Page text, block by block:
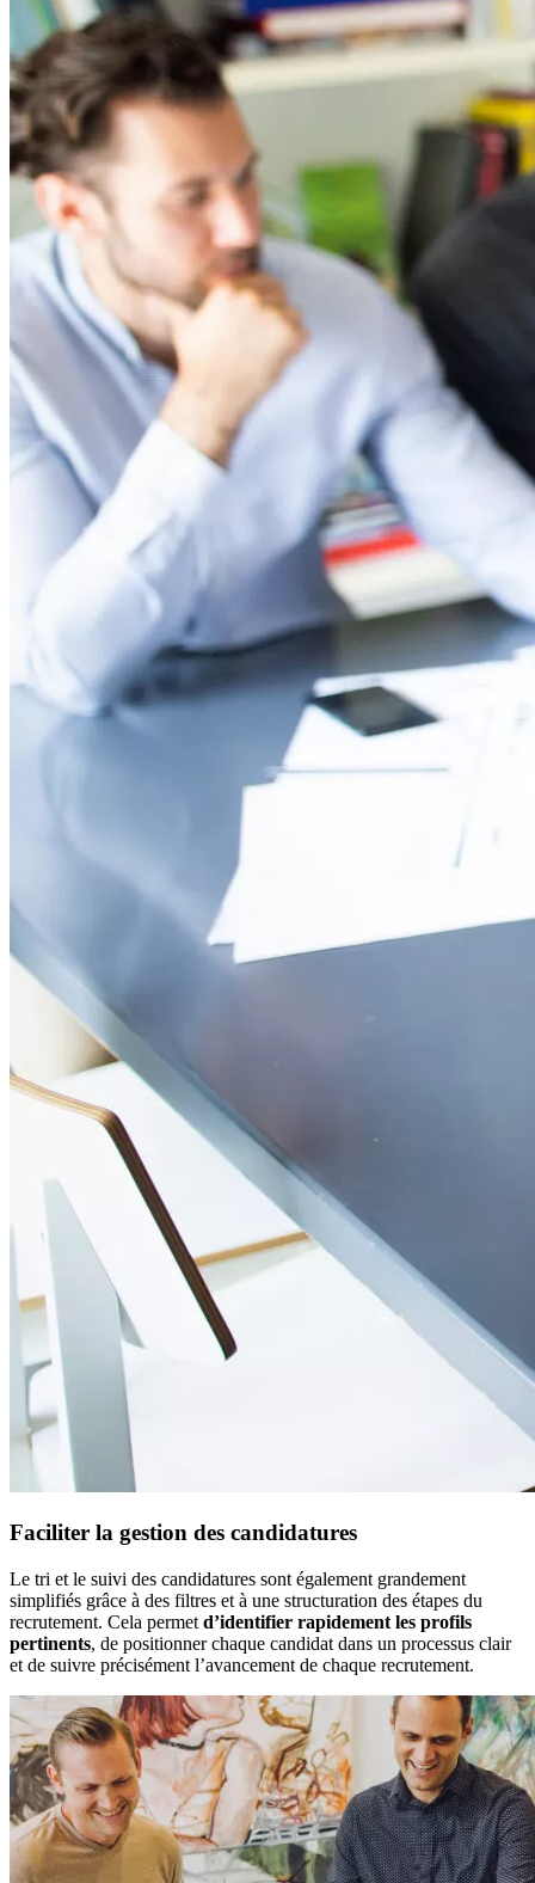
Faciliter la gestion des candidatures
Le tri et le suivi des candidatures sont également grandement
simplifiés grâce à des filtres et à une structuration des étapes du
recrutement. Cela permet d’identifier rapidement les profils
pertinents, de positionner chaque candidat dans un processus clair
et de suivre précisément l’avancement de chaque recrutement.